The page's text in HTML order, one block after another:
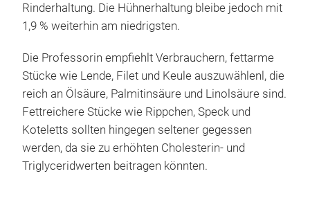
Rinderhaltung. Die Hühnerhaltung bleibe jedoch mit
1,9 % weiterhin am niedrigsten.
Die Professorin empfiehlt Verbrauchern, fettarme
Stücke wie Lende, Filet und Keule auszuwählenl, die
reich an Ölsäure, Palmitinsäure und Linolsäure sind.
Fettreichere Stücke wie Rippchen, Speck und
Koteletts sollten hingegen seltener gegessen
werden, da sie zu erhöhten Cholesterin- und
Triglyceridwerten beitragen könnten.